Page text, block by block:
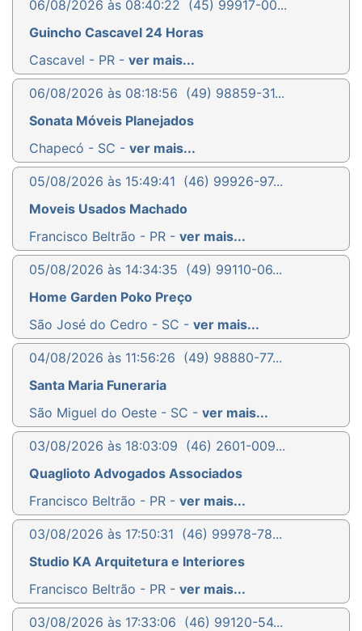
06/08/2026 às 08:40:22 (45) 99917-00...
Guincho Cascavel 24 Horas
Cascavel - PR - ver mais...
06/08/2026 às 08:18:56 (49) 98859-31...
Sonata Móveis Planejados
Chapecó - SC - ver mais...
05/08/2026 às 15:49:41 (46) 99926-97...
Moveis Usados Machado
Francisco Beltrão - PR - ver mais...
05/08/2026 às 14:34:35 (49) 99110-06...
Home Garden Poko Preço
São José do Cedro - SC - ver mais...
04/08/2026 às 11:56:26 (49) 98880-77...
Santa Maria Funeraria
São Miguel do Oeste - SC - ver mais...
03/08/2026 às 18:03:09 (46) 2601-009...
Quaglioto Advogados Associados
Francisco Beltrão - PR - ver mais...
03/08/2026 às 17:50:31 (46) 99978-78...
Studio KA Arquitetura e Interiores
Francisco Beltrão - PR - ver mais...
03/08/2026 às 17:33:06 (46) 99120-54...